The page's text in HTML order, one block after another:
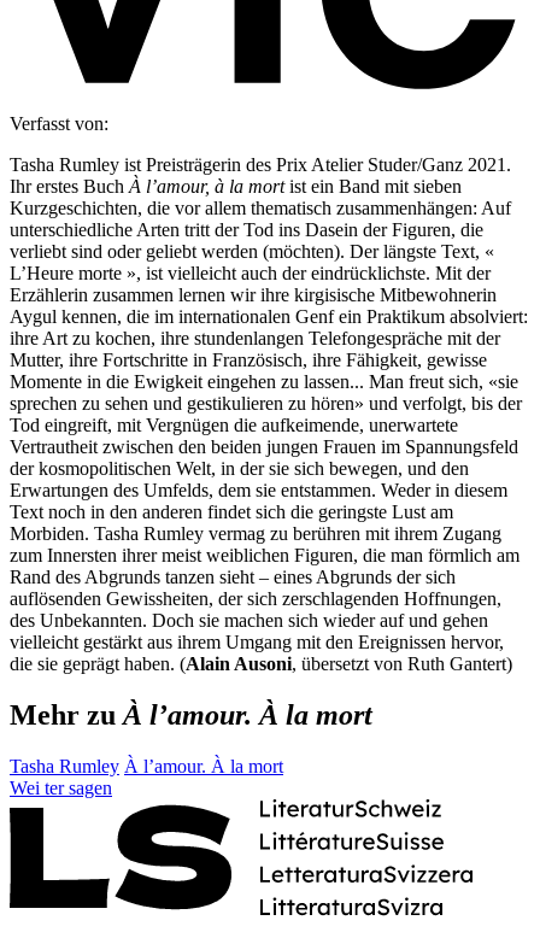
Verfasst von:
Tasha Rumley ist Preisträgerin des Prix Atelier Studer/Ganz 2021.
Ihr erstes Buch À l’amour, à la mortist ein Band mit sieben
Kurzgeschichten, die vor allem thematisch zusammenhängen: Auf
unterschiedliche Arten tritt der Tod ins Dasein der Figuren, die
verliebt sind oder geliebt werden (möchten). Der längste Text, «
L’Heure morte », ist vielleicht auch der eindrücklichste. Mit der
Erzählerin zusammen lernen wir ihre kirgisische Mitbewohnerin
Aygul kennen, die im internationalen Genf ein Praktikum absolviert:
ihre Art zu kochen, ihre stundenlangen Telefongespräche mit der
Mutter, ihre Fortschritte in Französisch, ihre Fähigkeit, gewisse
Momente in die Ewigkeit eingehen zu lassen... Man freut sich, «sie
sprechen zu sehen und gestikulieren zu hören» und verfolgt, bis der
Tod eingreift, mit Vergnügen die aufkeimende, unerwartete
Vertrautheit zwischen den beiden jungen Frauen im Spannungsfeld
der kosmopolitischen Welt, in der sie sich bewegen, und den
Erwartungen des Umfelds, dem sie entstammen. Weder in diesem
Text noch in den anderen findet sich die geringste Lust am
Morbiden. Tasha Rumley vermag zu berühren mit ihrem Zugang
zum Innersten ihrer meist weiblichen Figuren, die man förmlich am
Rand des Abgrunds tanzen sieht – eines Abgrunds der sich
auflösenden Gewissheiten, der sich zerschlagenden Hoffnungen,
des Unbekannten. Doch sie machen sich wieder auf und gehen
vielleicht gestärkt aus ihrem Umgang mit den Ereignissen hervor,
die sie geprägt haben. (Alain Ausoni, übersetzt von Ruth Gantert)
Mehr zu À l’amour. À la mort
Tasha Rumley À l’amour. À la mort
Wei ter sagen